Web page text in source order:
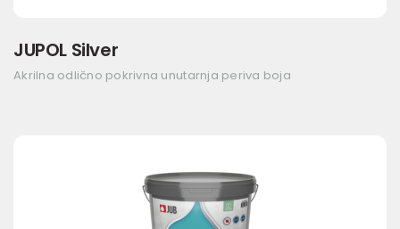
JUPOL Silver
Akrilna odlično pokrivna unutarnja periva boja